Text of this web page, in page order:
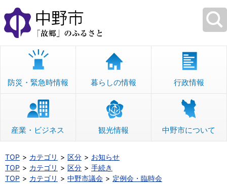
本
文
へ
移
防災・緊急時情報 暮らしの情報 行政情報
産業・ビジネス 観光情報 中野市について
TOP カテゴリ 区分
お知らせ
TOP
カテゴリ 区分
手続き
TOP
カテゴリ 中野市議会
定例会・臨時会